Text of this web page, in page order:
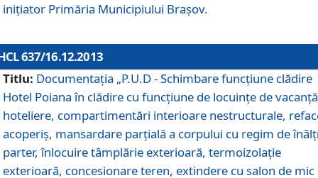
iniţiator Primăria Municipiului Braşov.
637/16.12.2013
Titlu: Documentaţia „P.U.D - Schimbare funcţiune clădire
Hotel Poiana în clădire cu funcţiune de locuinţe de
hoteliere, compartimentări interioare nestructurale,
acoperiş, mansardare parţială a corpului cu regim de
parter, înlocuire tâmplărie exterioară, termoizolaţie
exterioară, concesionare teren, extindere cu salon de mic